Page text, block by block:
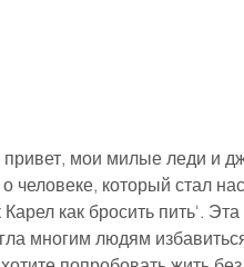
мои милые леди и
человеке, который стал
как бросить пить'.
многим людям